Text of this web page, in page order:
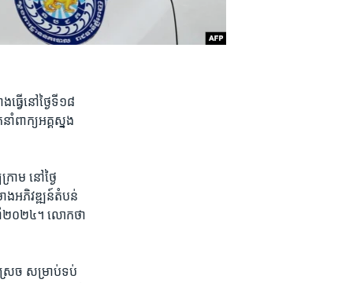
វើ​នៅ​ថ្ងៃ​ទី​១៨​
ពាក្យ​អគ្គ​ស្នង
ាម​ នៅ​ថ្ងៃ​
ោង​អភិវឌ្ឍន៍​តំបន់​
ាំ​២០២៤។ ​លោក​ថា
រេច​ សម្រាប់​ទប់​